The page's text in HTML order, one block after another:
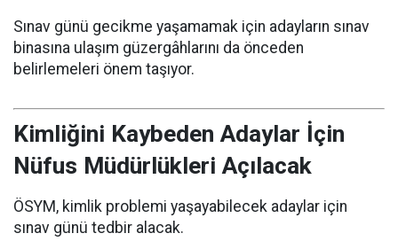
Sınav günü gecikme yaşamamak için adayların sınav
binasına ulaşım güzergâhlarını da önceden
belirlemeleri önem taşıyor.
Kimliğini Kaybeden Adaylar İçin
Nüfus Müdürlükleri Açılacak
ÖSYM, kimlik problemi yaşayabilecek adaylar için
sınav günü tedbir alacak.